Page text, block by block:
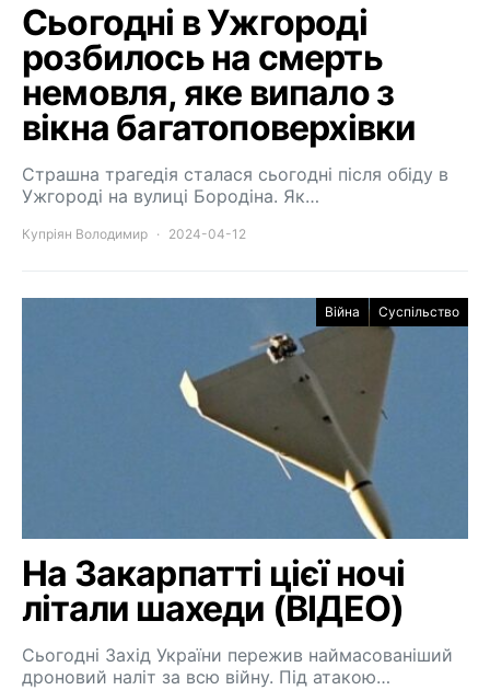
Сьогодні в Ужгороді
розбилось на смерть
немовля, яке випало з
вікна багатоповерхівки
Страшна трагедія сталася сьогодні після обіду в
Ужгороді на вулиці Бородіна. Як…
Купріян Володимир 2024-04-12
Війна Суспільство
На Закарпатті цієї ночі
літали шахеди (ВІДЕО)
Сьогодні Захід України пережив наймасованіший
дроновий наліт за всю війну. Під атакою…